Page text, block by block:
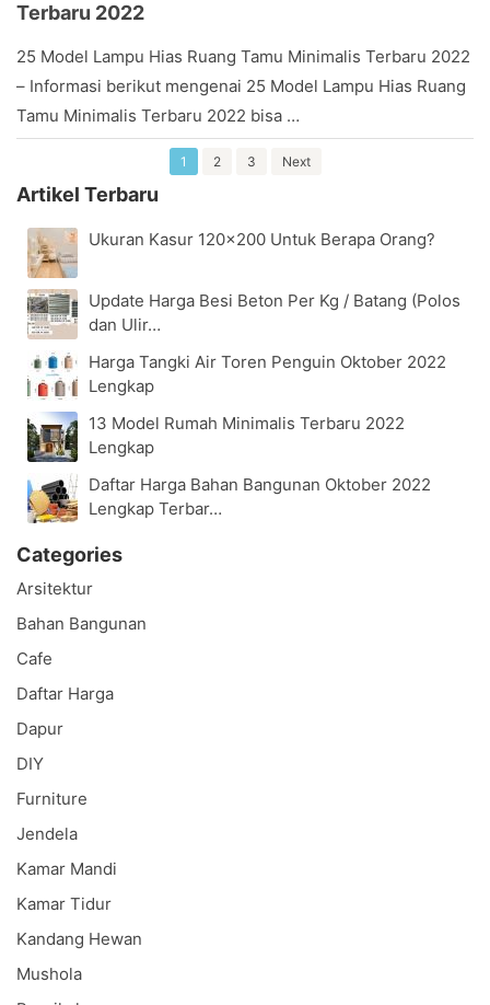
Terbaru 2022
February
2017
by
Stevany
25 Model Lampu Hias Ruang Tamu Minimalis Terbaru 2022
– Informasi berikut mengenai 25 Model Lampu Hias Ruang
Tamu Minimalis Terbaru 2022 bisa …
1 2 3 Next
Artikel Terbaru
Ukuran Kasur 120×200 Untuk Berapa Orang?
Update Harga Besi Beton Per Kg / Batang (Polos
dan Ulir…
Harga Tangki Air Toren Penguin Oktober 2022
Lengkap
13 Model Rumah Minimalis Terbaru 2022
Lengkap
Daftar Harga Bahan Bangunan Oktober 2022
Lengkap Terbar…
Categories
Arsitektur
Bahan Bangunan
Cafe
Daftar Harga
Dapur
DIY
Furniture
Jendela
Kamar Mandi
Kamar Tidur
Kandang Hewan
Mushola